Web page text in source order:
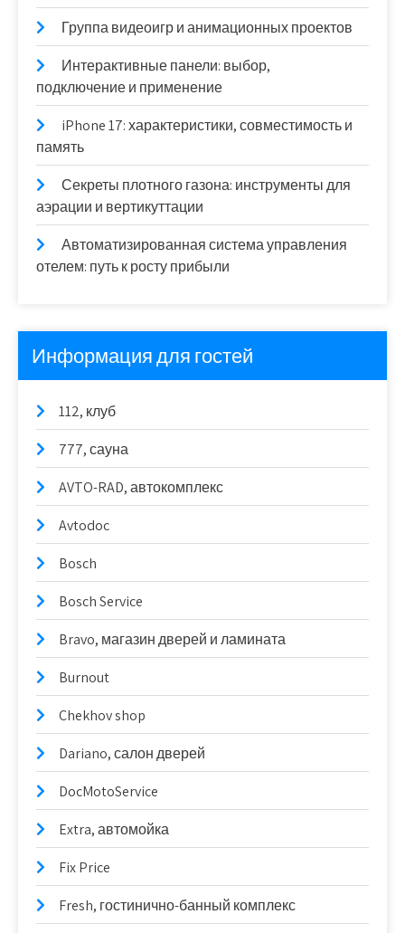
Группа видеоигр и анимационных проектов
Интерактивные панели: выбор,
подключение и применение
iPhone 17: характеристики, совместимость и
память
Секреты плотного газона: инструменты для
аэрации и вертикуттации
Автоматизированная система управления
отелем: путь к росту прибыли
Информация для гостей
112, клуб
777, сауна
AVTO-RAD, автокомплекс
Avtodoc
Bosch
Bosch Service
Bravo, магазин дверей и ламината
Burnout
Chekhov shop
Dariano, салон дверей
DocMotoService
Extra, автомойка
Fix Price
Fresh, гостинично-банный комплекс